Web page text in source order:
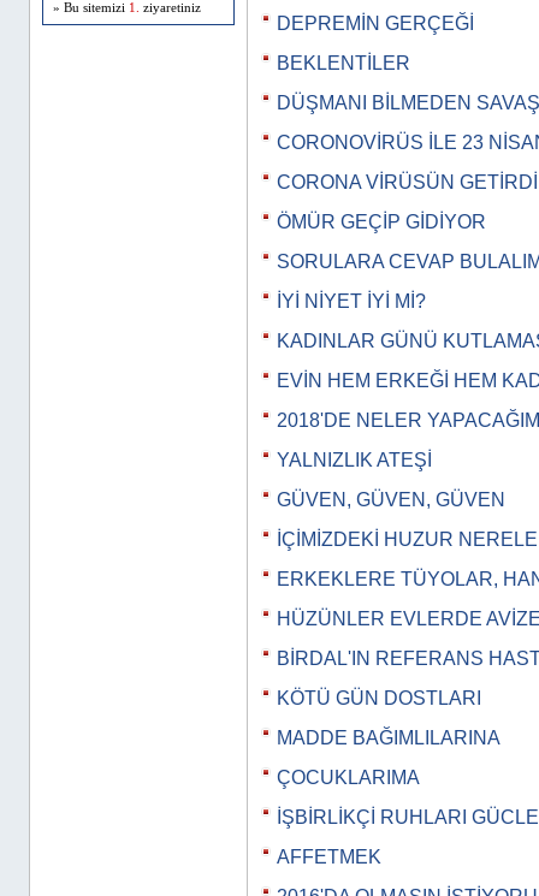
» Bu sitemizi 1. ziyaretiniz
DEPREMİN GERÇEĞİ
BEKLENTİLER
DÜŞMANI BİLMEDEN
CORONOVİRÜS İLE 23
CORONA VİRÜSÜN
ÖMÜR GEÇİP GİDİYOR
SORULARA CEVAP
İYİ NİYET İYİ Mİ?
KADINLAR GÜNÜ
EVİN HEM ERKEĞİ HEM
2018'DE NELER YAPACAĞIM
YALNIZLIK ATEŞİ
GÜVEN, GÜVEN, GÜVEN
İÇİMİZDEKİ HUZUR
ERKEKLERE TÜYOLAR,
HÜZÜNLER EVLERDE
BİRDAL'IN REFERANS
KÖTÜ GÜN DOSTLARI
MADDE BAĞIMLILARINA
ÇOCUKLARIMA
İŞBİRLİKÇİ RUHLARI
AFFETMEK